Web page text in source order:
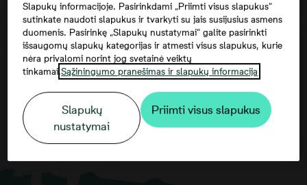
Norėdami matyti šį žemėlapį, jūs turite
sutikti su trečiųjų šalių paslaugomis
Slapukų informacijoje. Pasirinkdami „Priimti visus slapukus“
sutinkate naudoti slapukus ir tvarkyti su jais susijusius asmens
duomenis. Pasirinkę „Slapukų nustatymai“ galite pasirinkti
išsaugomų slapukų kategorijas ir atmesti visus slapukus, kurie
nėra privalomi norint jog svetainė veiktų
tinkamai.Sąžiningumo pranešimas ir slapukų informacija
Slapukų
nustatymai
Priimti visus slapukus